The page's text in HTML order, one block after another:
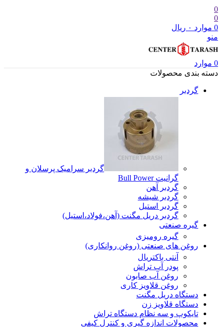
0
0
0 موارد ۰ ریال
منو
0 موارد
دسته بندی محصولات
گردبر
گردبر سرامیک پرسلان و
گرانیت Bull Power
گردبر آهن
گردبر شیشه
گردبر استیل
گردبر دریل مگنت (آهن،فولاد،استیل)
گیره صنعتی
گیره رومیزی
روغن های صنعتی (روغن روانکاری)
آنتی باکتریال
پودر آب تراش
روغن آب صابون
روغن قلاویز کاری
دستگاه دریل مگنت
دستگاه قلاویز زن
تایکوپ و سه نظام دستگاه تراش
محصولات اندازه گیری و کنترل کیفی